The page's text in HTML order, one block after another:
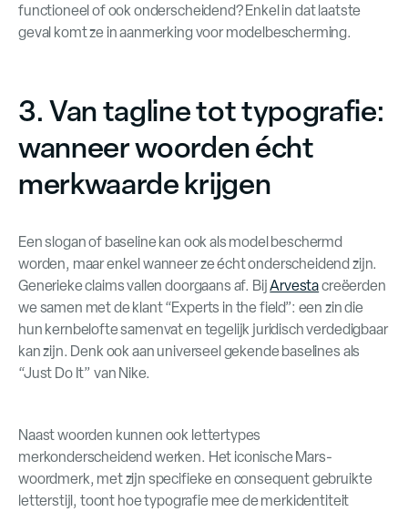
functioneel of ook onderscheidend? Enkel in dat laatste
geval komt ze in aanmerking voor modelbescherming.
3. Van tagline tot typografie:
wanneer woorden écht
merkwaarde krijgen
Een slogan of baseline kan ook als model beschermd
worden, maar enkel wanneer ze écht onderscheidend zijn.
Generieke claims vallen doorgaans af. BijArvestacreëerden
we samen met de klant “Experts in the field”: een zin die
hun kernbelofte samenvat en tegelijk juridisch verdedigbaar
kan zijn. Denk ook aan universeel gekende baselines als
“Just Do It” van Nike.
Naast woorden kunnen ook lettertypes
merkonderscheidend werken. Het iconische Mars-
woordmerk, met zijn specifieke en consequent gebruikte
letterstijl, toont hoe typografie mee de merkidentiteit